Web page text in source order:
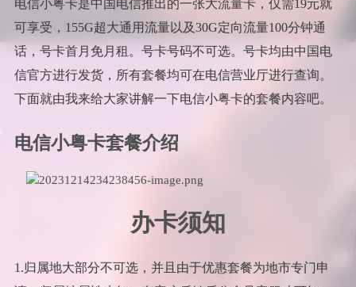
电信小粤卡是中国电信推出的一张大流量卡，仅需19元就
可享受，155G超大通用流量以及30G定向流量100分钟通
话，号卡首月免月租。号卡号码不可选。号卡均由中国电
信官方进行发货，所有套餐均可在电信营业厅进行查询。
下面就由我来给大家讲解一下电信小粤卡的套餐内容吧。
电信小粤卡套餐介绍
办卡须知
1.归属地大部分不可选，并且由于优惠套餐为地市专门申